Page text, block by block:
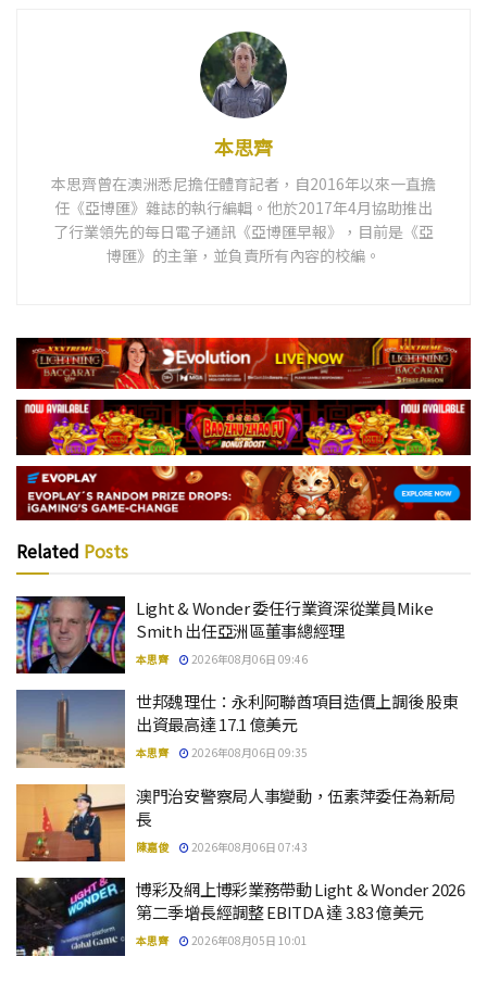
本思齊
本思齊曾在澳洲悉尼擔任體育記者，自2016年以來一直擔
任《亞博匯》雜誌的執行編輯。他於2017年4月協助推出
了行業領先的每日電子通訊《亞博匯早報》，目前是《亞
博匯》的主筆，並負責所有內容的校編。
Related Posts
Light & Wonder 委任行業資深從業員Mike
Smith 出任亞洲區董事總經理
本思齊 2026年08月06日 09:46
世邦魏理仕：永利阿聯酋項目造價上調後 股東
出資最高達 17.1 億美元
本思齊 2026年08月06日 09:35
澳門治安警察局人事變動，伍素萍委任為新局
長
陳嘉俊 2026年08月06日 07:43
博彩及網上博彩業務帶動 Light & Wonder 2026
第二季增長經調整 EBITDA 達 3.83 億美元
本思齊 2026年08月05日 10:01